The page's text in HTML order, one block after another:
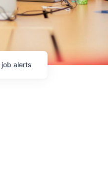
job alerts